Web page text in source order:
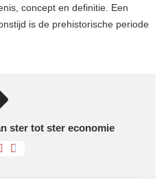
concept en definitie. Een
is de prehistorische periode
ster tot ster economie